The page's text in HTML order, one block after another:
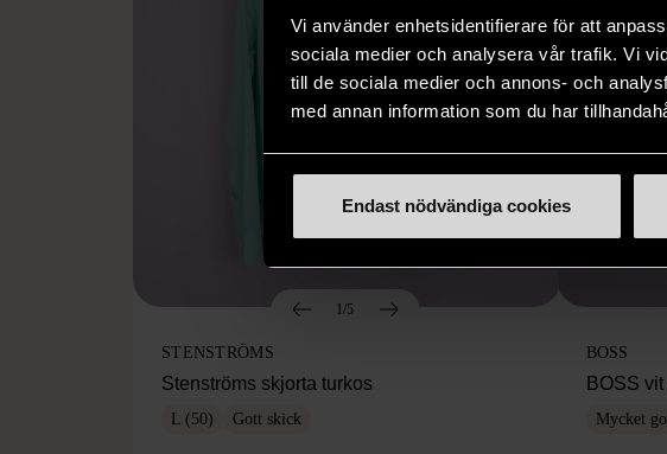
Vi använder enhetsidentifierare för att
sociala medier och analysera vår trafik. Vi
till de sociala medier och annons- och
med annan information som du har
Endast nödvändiga cookies
1/5
STENSTRÖMS
Stenströms skjorta turkos
L (50) Gott skick
BOSS
BOSS
Mycket